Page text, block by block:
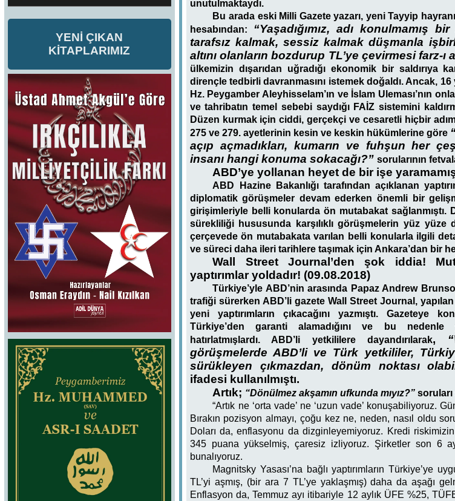
YENİ ÇIKAN
KİTAPLARIMIZ
unutulmaktaydı.
Bu arada eski Milli Gazete yazarı, yeni Tayyip
hesabından: “Yaşadığımız, adı konulmamış
tarafsız kalmak, sessiz kalmak düşmanla
altını olanların bozdurup TL’ye çevirmesi farz-ı
ülkemizin dışarıdan uğradığı ekonomik bir saldırıya
dirençle tedbirli davranmasını istemek doğaldı. Ancak, 16
Hz. Peygamber Aleyhisselam’ın ve İslam Uleması’nın
ve tahribatın temel sebebi saydığı FAİZ sistemini
Düzen kurmak için ciddi, gerçekçi ve cesaretli hiçbir
275 ve 279. ayetlerinin kesin ve keskin hükümlerine göre
açıp açmadıkları, kumarın ve fuhşun her
insanı hangi konuma sokacağı?” sorularının
ABD’ye yollanan heyet de bir işe
ABD Hazine Bakanlığı tarafından açıklanan
diplomatik görüşmeler devam ederken önemli bir
girişimleriyle belli konularda ön mutabakat sağlanmıştı.
sürekliliği hususunda karşılıklı görüşmelerin yüz yüze
çerçevede ön mutabakata varılan belli konularla ilgili
ve süreci daha ileri tarihlere taşımak için Ankara’dan bir
Wall Street Journal’den şok iddia!
yaptırımlar yoldadır! (09.08.2018)
Türkiye’yle ABD’nin arasında Papaz Andrew
trafiği sürerken ABD’li gazete Wall Street Journal,
yeni yaptırımların çıkacağını yazmıştı. Gazeteye
Türkiye’den garanti alamadığını ve bu nedenle
hatırlatmışlardı. ABD’li yetkililere dayandırılarak,
görüşmelerde ABD’li ve Türk yetkililer,
sürükleyen çıkmazdan, dönüm noktası
ifadesi kullanılmıştı.
Artık; “Dönülmez akşamın ufkunda mıyız?”
“Artık ne ‘orta vade’ ne ‘uzun vade’ konuşabiliyoruz.
Bırakın pozisyon almayı, çoğu kez ne, neden, nasıl oldu
Doları da, enflasyonu da dizginleyemiyoruz. Kredi
345 puana yükselmiş, çaresiz izliyoruz. Şirketler son 6
bunalıyoruz.
Magnitsky Yasası’na bağlı yaptırımların Türkiye’ye
TL’yi aşmış, (bir ara 7 TL’ye yaklaşmış) daha da aşağı
Enflasyon da, Temmuz ayı itibariyle 12 aylık ÜFE %25,